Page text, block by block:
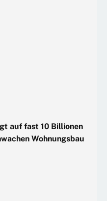
auf fast 10 Billionen
Wohnungsbau